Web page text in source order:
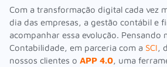
Com a transformação digital cada vez
dia das empresas, a gestão contábil e
acompanhar essa evolução. Pensando
Contabilidade, em parceria com a SCI,
nossos clientes o APP 4.0, uma